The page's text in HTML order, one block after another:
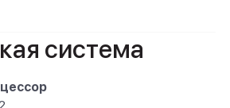
система